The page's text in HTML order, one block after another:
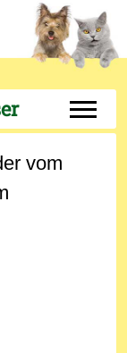
Off-
vom